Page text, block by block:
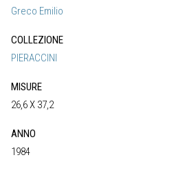
Greco Emilio
COLLEZIONE
PIERACCINI
MISURE
26,6 X 37,2
ANNO
1984